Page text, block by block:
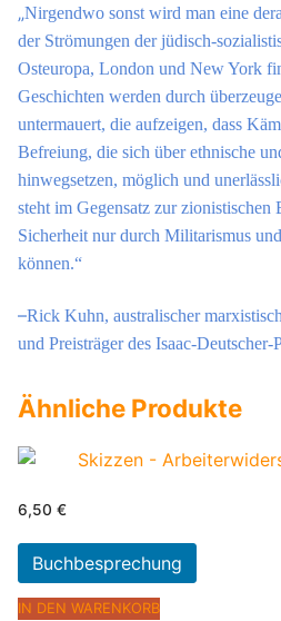
„Nirgendwo sonst wird man eine
der Strömungen der jüdisch-
Osteuropa, London und New York
Geschichten werden durch
untermauert, die aufzeigen, dass
Befreiung, die sich über ethnische
hinwegsetzen, möglich und
steht im Gegensatz zur zionistischen
Sicherheit nur durch Militarismus
können.“
–Rick Kuhn, australischer
und Preisträger des Isaac-Deutscher-
Ähnliche Produkte
6,50 €
Buchbesprechung
IN DEN WARENKORB